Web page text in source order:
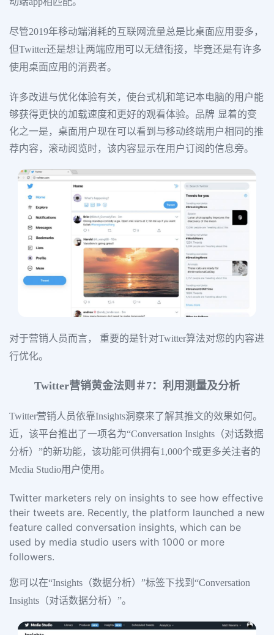
尽管2019年移动端消耗的互联网流量总是比桌面应用要多，
但Twitter还是想让两端应用可以无缝衔接，毕竟还是有许多
使用桌面应用的消费者。
许多改进与优化体验有关，使台式机和笔记本电脑的用户能
够获得更快的加载速度和更好的观看体验。品牌 显着的变
化之一是，桌面用户现在可以看到与移动终端用户相同的推
荐内容，滚动阅览时，该内容显示在用户订阅的信息旁。
对于营销人员而言， 重要的是针对Twitter算法对您的内容进
行优化。
Twitter营销黄金法则＃7：利用测量及分析
Twitter营销人员依靠Insights洞察来了解其推文的效果如何。
近，该平台推出了一项名为“Conversation Insights（对话数据
分析）”的新功能，该功能可供拥有1,000个或更多关注者的
Media Studio用户使用。
Twitter marketers rely on insights to see how effective
their tweets are. Recently, the platform launched a new
feature called conversation insights, which can be
used by media studio users with 1000 or more
followers.
您可以在“Insights（数据分析）”标签下找到“Conversation
Insights（对话数据分析）”。